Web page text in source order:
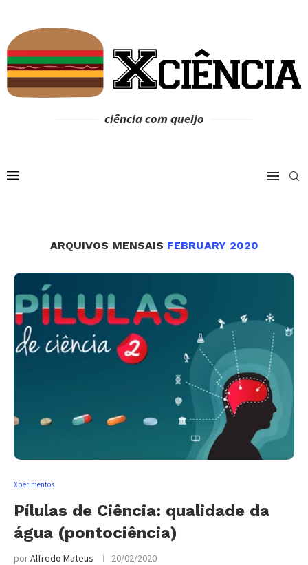
ciência com queijo
ARQUIVOS MENSAIS FEBRUARY 2020
Xperimentos
Pílulas de Ciência: qualidade da
água (pontociência)
porAlfredo Mateus 20/02/2020